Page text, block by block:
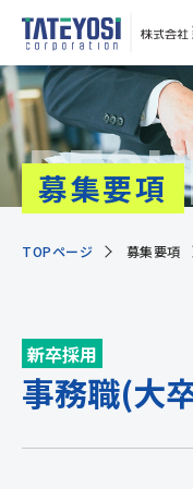
募集要項
TOPページ 募集要項
新卒採用
事務職(大